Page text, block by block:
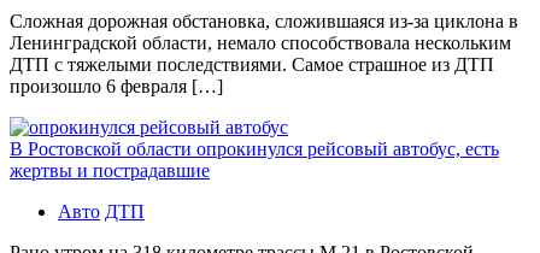
Сложная дорожная обстановка, сложившаяся из-за циклона в
Ленинградской области, немало способствовала нескольким
ДТП с тяжелыми последствиями. Самое страшное из ДТП
произошло 6 февраля […]
В Ростовской области опрокинулся рейсовый автобус, есть
жертвы и пострадавшие
Авто ДТП